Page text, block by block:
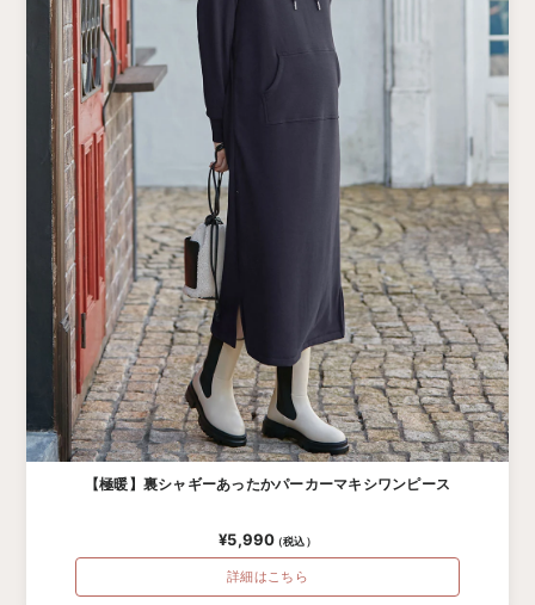
【極暖】裏シャギーあったかパーカーマキシワンピース
¥5,990
詳細はこちら